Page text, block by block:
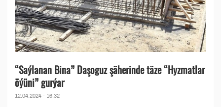
“Saýlanan Bina” Daşoguz şäherinde täze “Hyzmatlar
öýüni” gurýar
12.04.2024 - 16:32